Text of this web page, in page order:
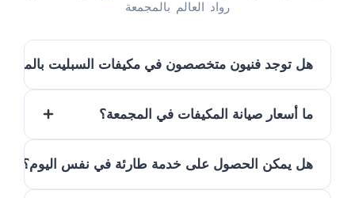
رواد العالم بالمجمعة
هل توجد فنيون متخصصون في مكيفات السبليت
نعم، بالتأكيد.توفر شركةرواد العالمنخبة من أمهر
السبليت بدقة عالية واحترافية كاملة.
ما أسعار صيانة المكيفات في المجمعة؟
تختلف الأسعار بناءً على نوع العطل وقطع الغيار
هل يمكن الحصول على خدمة طارئة في نفس اليوم؟